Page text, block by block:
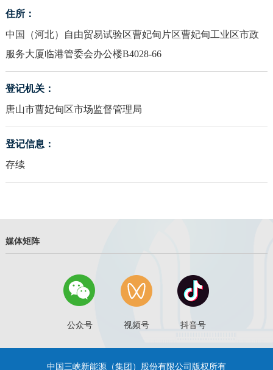
住所：
中国（河北）自由贸易试验区曹妃甸片区曹妃甸工业区市政
服务大厦临港管委会办公楼B4028-66
登记机关：
唐山市曹妃甸区市场监督管理局
登记信息：
存续
媒体矩阵
公众号 视频号 抖音号
中国三峡新能源（集团）股份有限公司版权所有